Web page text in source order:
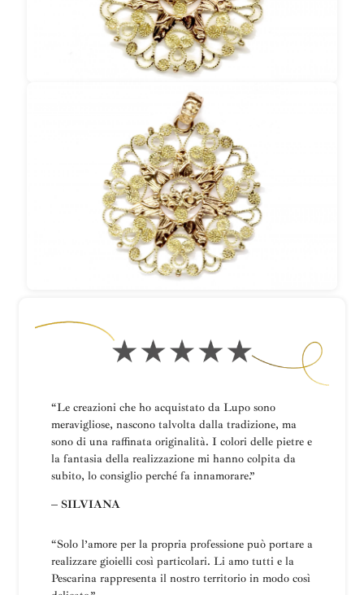
“Le creazioni che ho acquistato da Lupo sono
meravigliose, nascono talvolta dalla tradizione, ma
sono di una raffinata originalità. I colori delle pietre e
la fantasia della realizzazione mi hanno colpita da
subito, lo consiglio perché fa innamorare.”
– SILVIANA
“Solo l’amore per la propria professione può portare a
realizzare gioielli così particolari. Li amo tutti e la
Pescarina rappresenta il nostro territorio in modo così